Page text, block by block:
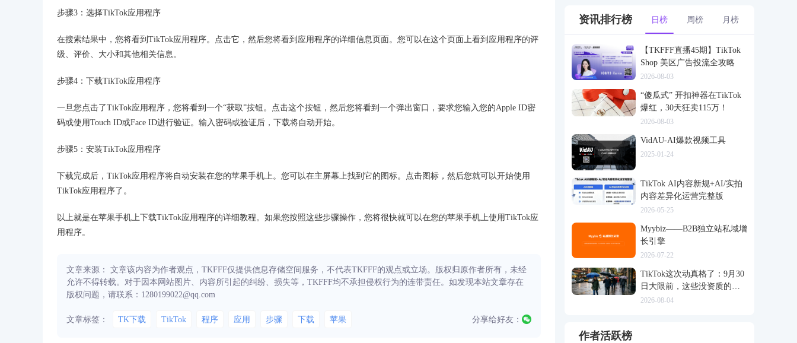
步骤3：选择TikTok应用程序
在搜索结果中，您将看到TikTok应用程序。点击它，然后您将看到应用程序的详细信息页面。您可以在这个页面上看到应用程序的评
级、评价、大小和其他相关信息。
步骤4：下载TikTok应用程序
一旦您点击了TikTok应用程序，您将看到一个“获取”按钮。点击这个按钮，然后您将看到一个弹出窗口，要求您输入您的Apple ID密
码或使用Touch ID或Face ID进行验证。输入密码或验证后，下载将自动开始。
步骤5：安装TikTok应用程序
下载完成后，TikTok应用程序将自动安装在您的苹果手机上。您可以在主屏幕上找到它的图标。点击图标，然后您就可以开始使用
TikTok应用程序了。
以上就是在苹果手机上下载TikTok应用程序的详细教程。如果您按照这些步骤操作，您将很快就可以在您的苹果手机上使用TikTok应
用程序。
文章来源： 文章该内容为作者观点，TKFFF仅提供信息存储空间服务，不代表TKFFF的观点或立场。版权归原作者所有，未经
允许不得转载。对于因本网站图片、内容所引起的纠纷、损失等，TKFFF均不承担侵权行为的连带责任。如发现本站文章存在
版权问题，请联系：1280199022@qq.com
文章标签： TK下载 TikTok 程序 应用 步骤 下载 苹果 分享给好友：
资讯排行榜 日榜 周榜 月榜
【TKFFF直播45期】TikTok
Shop 美区广告投流全攻略
2026-08-03
“傻瓜式” 开扣神器在TikTok
爆红，30天狂卖115万！
2026-08-03
VidAU-AI爆款视频工具
2025-01-24
TikTok AI内容新规+AI/实拍
内容差异化运营完整版
2026-05-25
Myybiz——B2B独立站私域增
长引擎
2026-07-22
TikTok这次动真格了：9月30
日大限前，这些没资质的货
一律清退
2026-08-04
作者活跃榜